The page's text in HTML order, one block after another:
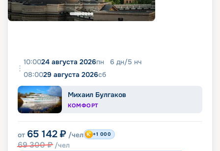
10:0024 августа 2026пн 6 дн/5 нч
08:0029 августа 2026сб
Михаил Булгаков
КОМФОРТ
от 65 142 ₽ /чел
69 300₽ /чел
+1 000